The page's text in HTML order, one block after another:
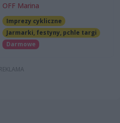
OFF Marina
Imprezy cykliczne
Jarmarki, festyny, pchle targi
Darmowe